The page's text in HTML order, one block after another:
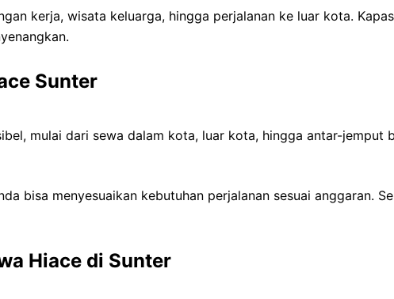
kerja, wisata keluarga, hingga perjalanan ke luar kota.
Sunter
mulai dari sewa dalam kota, luar kota, hingga antar-jemput
bisa menyesuaikan kebutuhan perjalanan sesuai anggaran.
Hiace di Sunter